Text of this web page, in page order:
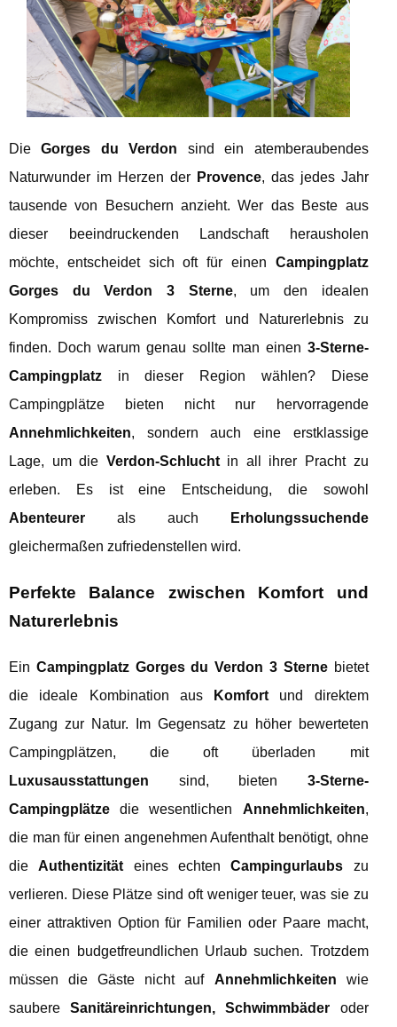
DieGorges du Verdon sind ein atemberaubendes
Naturwunder im Herzen der Provence, das jedes Jahr
tausende von Besuchern anzieht. Wer das Beste aus
dieser beeindruckenden Landschaft herausholen
möchte, entscheidet sich oft für einen Campingplatz
Gorges du Verdon 3 Sterne, um den idealen
Kompromiss zwischen Komfort und Naturerlebnis zu
finden. Doch warum genau sollte man einen 3-Sterne-
Campingplatz in dieser Region wählen? Diese
Campingplätze bieten nicht nur hervorragende
Annehmlichkeiten, sondern auch eine erstklassige
Lage, um die Verdon-Schluchtin all ihrer Pracht zu
erleben. Es ist eine Entscheidung, die sowohl
Abenteurer als auch
Erholungssuchende
gleichermaßen zufriedenstellen wird.
Perfekte Balance zwischen Komfort und
Naturerlebnis
Ein Campingplatz Gorges du Verdon 3 Sternebietet
die ideale Kombination aus
Komfort und direktem
Zugang zur Natur. Im Gegensatz zu höher bewerteten
Campingplätzen, die oft überladen mit
Luxusausstattungen sind, bieten 3-Sterne-
Campingplätze die wesentlichen Annehmlichkeiten,
die man für einen angenehmen Aufenthalt benötigt, ohne
dieAuthentizität eines echtenCampingurlaubs zu
verlieren. Diese Plätze sind oft weniger teuer, was sie zu
einer attraktiven Option für Familien oder Paare macht,
die einen budgetfreundlichen Urlaub suchen. Trotzdem
müssen die Gäste nicht auf Annehmlichkeiten wie
saubereSanitäreinrichtungen, Schwimmbäder oder